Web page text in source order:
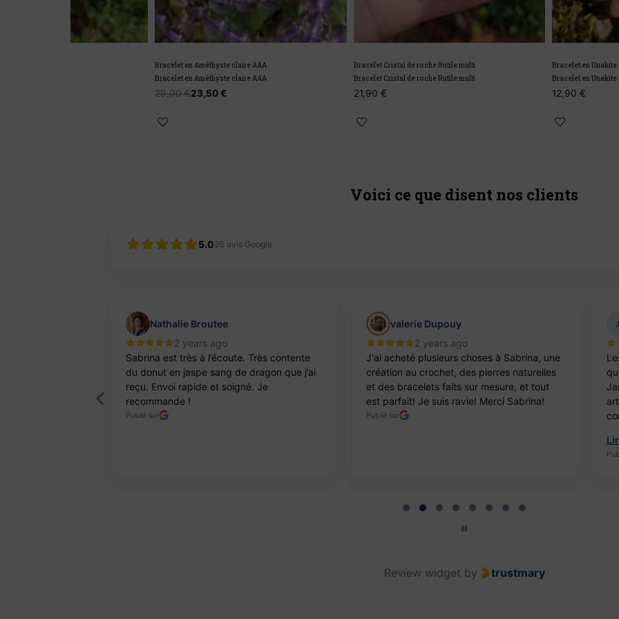
Bracelet en Améthyste claire AAA
Bracelet en Améthyste claire AAA
Bracelet Cristal de roche Rutile multi
Bracelet Cristal de roche Rutile multi
Bracelet en Unakite
Bracelet en Unakite
Voici ce que disent nos clients
5.026 avis Google
Nathalie Broutee
2 years ago
Sabrina est très à l’écoute. Très contente
du donut en jaspe sang de dragon que j’ai
reçu. Envoi rapide et soigné. Je
recommande !
Publié sur
valerie Dupouy
2 years ago
J'ai acheté plusieurs choses à Sabrina, une
création au crochet, des pierres naturelles
et des bracelets faits sur mesure, et tout
est parfait! Je suis ravie! Merci Sabrina!
Publié sur
Review widget by trustmary